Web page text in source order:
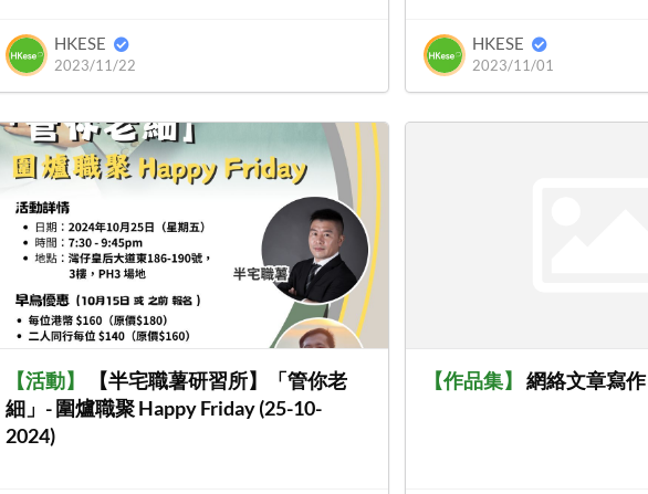
HKESE
2023/11/22
HKESE
2023/11/01
【活動】
【半宅職薯研習所】「管你老
細」- 圍爐職聚 Happy Friday (25-10-
2024)
【作品集】 網絡文章寫作